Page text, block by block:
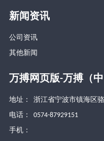
新闻资讯
公司资讯
其他新闻
万搏网页版-万搏（中
地址： 浙江省宁波市镇海区
电话： 0574-87929151
手机：